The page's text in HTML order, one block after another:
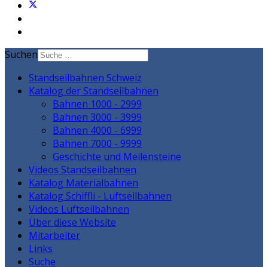
Suchen
Standseilbahnen Schweiz
Katalog der Standseilbahnen
Bahnen 1000 - 2999
Bahnen 3000 - 3999
Bahnen 4000 - 6999
Bahnen 7000 - 9999
Geschichte und Meilensteine
Videos Standseilbahnen
Katalog Materialbahnen
Katalog Schiffli - Luftseilbahnen
Videos Luftseilbahnen
Über diese Website
Mitarbeiter
Links
Suche